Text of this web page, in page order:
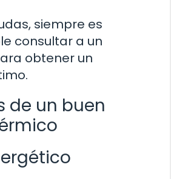
siempre es
consultar a un
obtener un
de un buen